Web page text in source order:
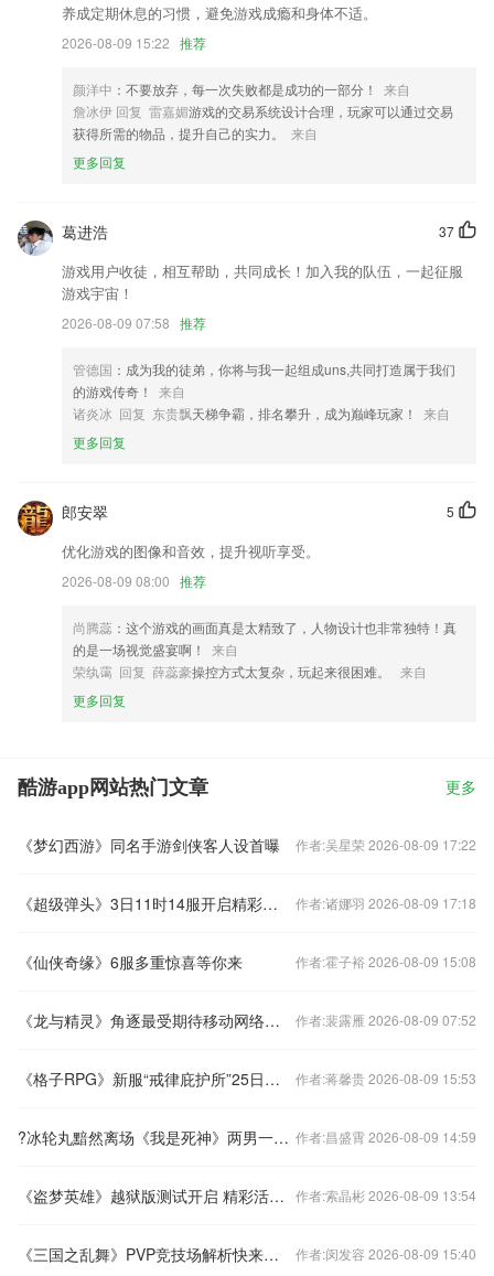
家电品牌更全，功能更丰富
新增键盘分享功能;
「会员中心」界面交互优化，权益升级；
增加批量修改运单功能
可支付站点图标更改，更容易识别可使用APP支付的充电站
以上就是酷游app网站的介绍，如果您喜欢这款软件，您可以到应用商店
进行打分评论，说出您的使用经历，以帮助我们更好的对产品进行优化修
养成定期休息的习惯，避免游戏成瘾和身体不适。
2026-08-09 15:22 推荐
颜洋中 ：不要放弃，每一次失败都是成功的一部分！
来自
詹冰伊 回复 雷嘉媚游戏的交易系统设计合理，玩家可以通过交易
获得所需的物品，提升自己的实力。
来自
更多回复
37
葛进浩
游戏用户收徒，相互帮助，共同成长！加入我的队伍，一起征服
游戏宇宙！
2026-08-09 07:58 推荐
管德国 ：成为我的徒弟，你将与我一起组成uns,共同打造属于我们
的游戏传奇！
来自
诸炎冰 回复 东贵飘天梯争霸，排名攀升，成为巅峰玩家！
来自
更多回复
5
郎安翠
优化游戏的图像和音效，提升视听享受。
2026-08-09 08:00 推荐
尚腾蕊 ：这个游戏的画面真是太精致了，人物设计也非常独特！真
的是一场视觉盛宴啊！
来自
荣纨霭 回复 薛蕊豪操控方式太复杂，玩起来很困难。
来自
更多回复
酷游app网站热门文章 更多
《梦幻西游》同名手游剑侠客人设首曝 作者:吴星荣 2026-08-09 17:22
《超级弹头》3日11时14服开启精彩活动来袭 作者:诸娜羽 2026-08-09 17:18
《仙侠奇缘》6服多重惊喜等你来 作者:霍子裕 2026-08-09 15:08
《龙与精灵》角逐最受期待移动网络游戏 快投上你神圣一票 作者:裴露雁 2026-08-09 07:52
《格子RPG》新服“戒律庇护所”25日热血开启 作者:蒋馨贵 2026-08-09 15:53
?冰轮丸黯然离场《我是死神》两男一女3P最IN 作者:昌盛霄 2026-08-09 14:59
《盗梦英雄》越狱版测试开启 精彩活动助您超神！ 作者:索晶彬 2026-08-09 13:54
《三国之乱舞》PVP竞技场解析快来围观 作者:闵发容 2026-08-09 15:40